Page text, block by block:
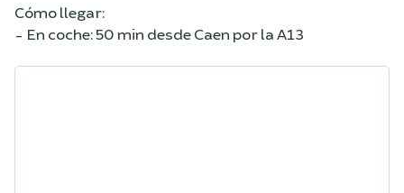
Cómo llegar:
- En coche: 50 min desde Caen por la A13